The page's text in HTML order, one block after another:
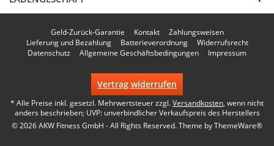
Geld-Zurück-Garantie Kontakt
Zahlungsweisen
Lieferung und Bezahlung
Batterieverordnung
Widerrufsrecht
Datenschutz
Allgemeine Geschäftsbedingungen Impressum
Vertrag widerrufen
* Alle Preise inkl. gesetzl. Mehrwertsteuer zzgl.Versandkosten, wenn nicht
anders beschrieben; UVP: unverbindlicher Verkaufspreis des Herstellers
© 2026 AKW Fitness GmbH - All Rights Reserved. Theme byThemeWare®